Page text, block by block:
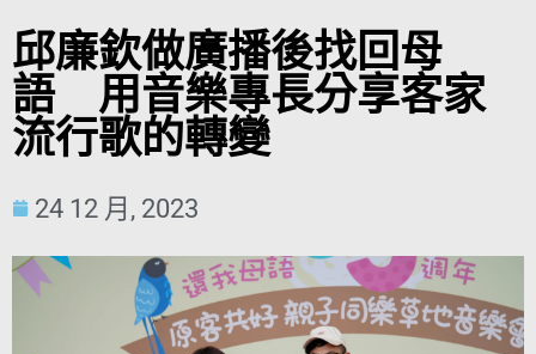
邱廉欽做廣播後找回母
語 用音樂專長分享客家
流行歌的轉變
24 12 月, 2023